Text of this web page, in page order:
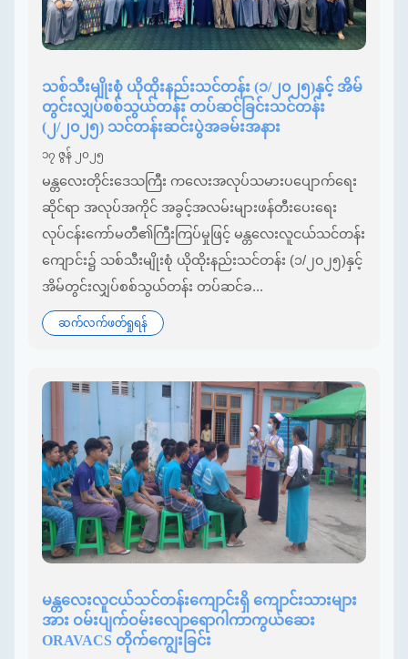
သစ်သီးမျိုးစုံ ယိုထိုးနည်းသင်တန်း (၁/၂၀၂၅)နှင့် အိမ်
တွင်းလျှပ်စစ်သွယ်တန်း တပ်ဆင်ခြင်းသင်တန်း
(၂/၂၀၂၅) သင်တန်းဆင်းပွဲအခမ်းအနား
၁၇ ဇွန် ၂၀၂၅
မန္တလေးတိုင်းဒေသကြီး ကလေးအလုပ်သမားပပျောက်ရေး
ဆိုင်ရာ အလုပ်အကိုင် အခွင့်အလမ်းများဖန်တီးပေးရေး
လုပ်ငန်းကော်မတီ၏ကြီးကြပ်မှုဖြင့် မန္တလေးလူငယ်သင်တန်း
ကျောင်း၌ သစ်သီးမျိုးစုံ ယိုထိုးနည်းသင်တန်း (၁/၂၀၂၅)နှင့်
အိမ်တွင်းလျှပ်စစ်သွယ်တန်း တပ်ဆင်ခ...
ဆက်လက်ဖတ်ရှုရန်
မန္တလေးလူငယ်သင်တန်းကျောင်းရှိ ကျောင်းသားများ
အား ဝမ်းပျက်ဝမ်းလျော‌ရောဂါကာကွယ်ဆေး
ORAVACS တိုက်ကျွေးခြင်း